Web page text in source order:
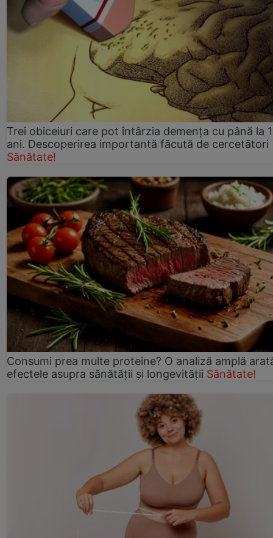
Trei obiceiuri care pot întârzia demența cu până la
ani. Descoperirea importantă făcută de cercetători
Sănătate!
Consumi prea multe proteine? O analiză amplă
efectele asupra sănătății și longevității Sănătate!